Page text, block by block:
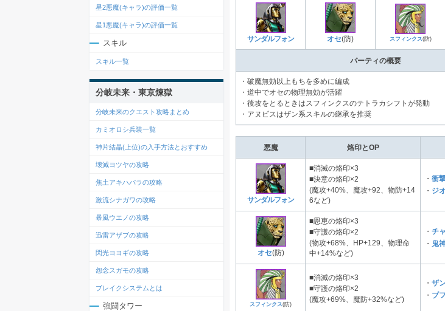
サンダルフォン オセ(防) スフィンクス(防)
パーティの概要
・破魔無効以上もちを多めに編成
・道中でオセの物理無効が活躍
・後攻をとるときはスフィンクスのテトラカシフトが発動
・アヌビスはザン系スキルの継承を推奨
悪魔 烙印とOP
サンダルフォン
■消滅の烙印×3
■決意の烙印×2
(魔攻+40%、魔攻+92、物防+14
6など)
・ 衝
・ ジオ
オセ(防)
■恩恵の烙印×3
■守護の烙印×2
(物攻+68%、HP+129、物理命
中+14%など)
・ チ
・ 鬼
スフィンクス(防)
■消滅の烙印×3
■守護の烙印×2
(魔攻+69%、魔防+32%など)
・ ザ
・ ブフ
星2悪魔(キャラ)の評価一覧
星1悪魔(キャラ)の評価一覧
スキル
スキル一覧
分岐未来・東京煉獄
分岐未来のクエスト攻略まとめ
カミオロシ兵装一覧
神片結晶(上位)の入手方法とおすすめ
壊滅ヨツヤの攻略
焦土アキハバラの攻略
激流シナガワの攻略
暴風ウエノの攻略
迅雷アザブの攻略
閃光ヨヨギの攻略
怨念スガモの攻略
ブレイクシステムとは
強闘タワー